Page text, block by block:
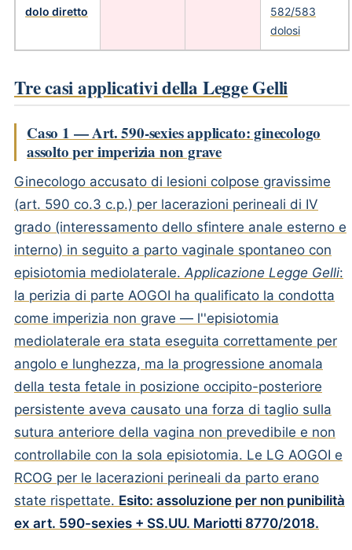
dolo diretto
582/583
dolosi
Tre casi applicativi della Legge Gelli
Caso 1 — Art. 590-sexies applicato: ginecologo
assolto per imperizia non grave
Ginecologo accusato di lesioni colpose gravissime
(art. 590 co.3 c.p.) per lacerazioni perineali di IV
grado (interessamento dello sfintere anale esterno e
interno) in seguito a parto vaginale spontaneo con
episiotomia mediolaterale.Applicazione Legge Gelli:
la perizia di parte AOGOI ha qualificato la condotta
come imperizia non grave — l''episiotomia
mediolaterale era stata eseguita correttamente per
angolo e lunghezza, ma la progressione anomala
della testa fetale in posizione occipito-posteriore
persistente aveva causato una forza di taglio sulla
sutura anteriore della vagina non prevedibile e non
controllabile con la sola episiotomia. Le LG AOGOI e
RCOG per le lacerazioni perineali da parto erano
state rispettate. Esito: assoluzione per non punibilità
ex art. 590-sexies + SS.UU. Mariotti 8770/2018.